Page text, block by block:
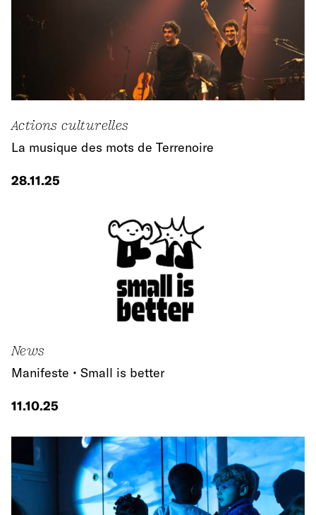
Actions culturelles
La musique des mots de Terrenoire
28.11.25
News
Manifeste • Small is better
11.10.25